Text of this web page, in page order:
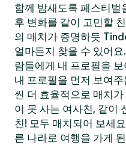
함께 밤새도록 페스티벌
후 변화를 같이 고민할
의 매치가 증명하듯
얼마든지 찾을 수 있어
람들에게 내 프로필을
내 프로필을 먼저 보여
씬 더 효율적으로 매치
이 못 사는 여사친, 같이
친! 모두 매치되어 보세
른 나라로 여행을 가게